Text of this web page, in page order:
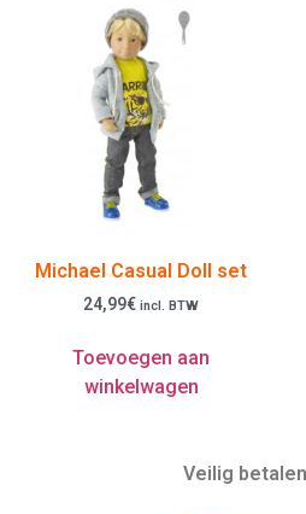
Michael Casual Doll set
24,99€ incl. BTW
Toevoegen aan
winkelwagen
Veilig